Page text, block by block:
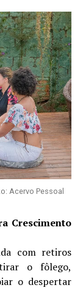
Acervo Pessoal
Crescimento
com retiros
o fôlego,
o despertar